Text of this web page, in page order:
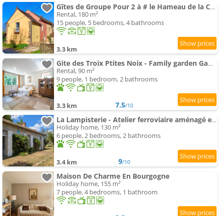
Gîtes de Groupe Pour 2 à # le Hameau de la Cadette
Rental, 180 m²
15 people, 5 bedrooms, 4 bathrooms
3.3 km
Gite des Troix Ptites Noix - Family garden Games close to Cluny Vignoble
Rental, 90 m²
9 people, 1 bedroom, 2 bathrooms
3.3 km 7.5/10
La Lampisterie - Atelier ferroviaire aménagé en bordure de la Voie Verte
Holiday home, 130 m²
6 people, 2 bedrooms, 2 bathrooms
3.4 km 9/10
Maison De Charme En Bourgogne
Holiday home, 155 m²
7 people, 4 bedrooms, 1 bathroom